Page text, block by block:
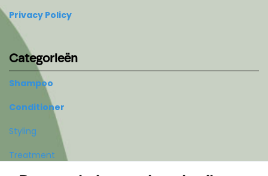
Privacy Policy
Categorieën
Shampoo
Conditioner
Styling
Treatment